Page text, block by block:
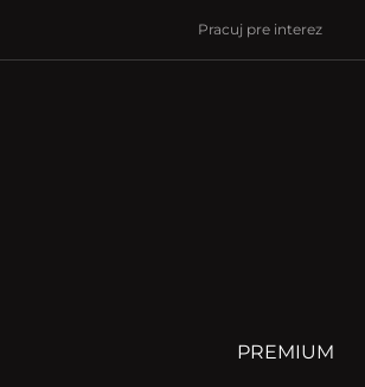
Pracuj pre interez
PREMIUM